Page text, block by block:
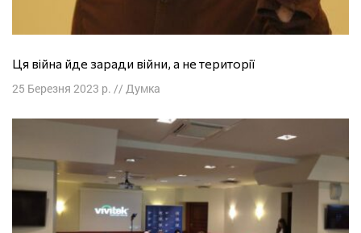
Ця війна йде заради війни, а не території
25 Березня 2023 р. // Думка